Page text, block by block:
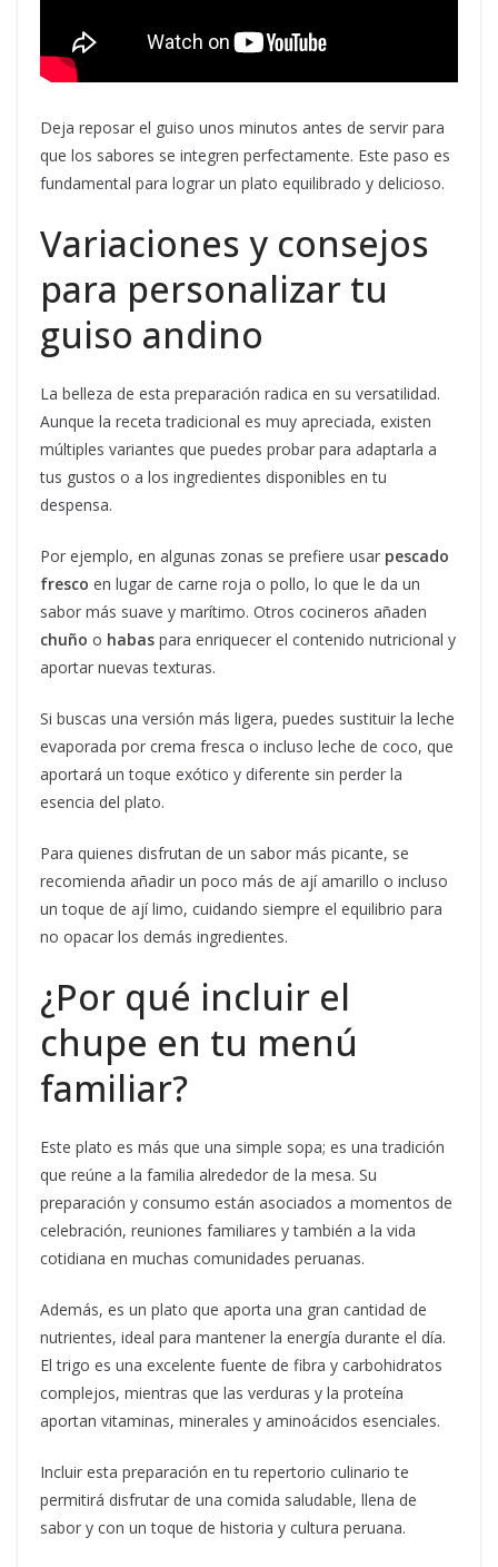
Deja reposar el guiso unos minutos antes de servir para
que los sabores se integren perfectamente. Este paso es
fundamental para lograr un plato equilibrado y delicioso.
Variaciones y consejos
para personalizar tu
guiso andino
La belleza de esta preparación radica en su versatilidad.
Aunque la receta tradicional es muy apreciada, existen
múltiples variantes que puedes probar para adaptarla a
tus gustos o a los ingredientes disponibles en tu
despensa.
Por ejemplo, en algunas zonas se prefiere usar pescado
fresco en lugar de carne roja o pollo, lo que le da un
sabor más suave y marítimo. Otros cocineros añaden
chuño o habas para enriquecer el contenido nutricional y
aportar nuevas texturas.
Si buscas una versión más ligera, puedes sustituir la leche
evaporada por crema fresca o incluso leche de coco, que
aportará un toque exótico y diferente sin perder la
esencia del plato.
Para quienes disfrutan de un sabor más picante, se
recomienda añadir un poco más de ají amarillo o incluso
un toque de ají limo, cuidando siempre el equilibrio para
no opacar los demás ingredientes.
¿Por qué incluir el
chupe en tu menú
familiar?
Este plato es más que una simple sopa; es una tradición
que reúne a la familia alrededor de la mesa. Su
preparación y consumo están asociados a momentos de
celebración, reuniones familiares y también a la vida
cotidiana en muchas comunidades peruanas.
Además, es un plato que aporta una gran cantidad de
nutrientes, ideal para mantener la energía durante el día.
El trigo es una excelente fuente de fibra y carbohidratos
complejos, mientras que las verduras y la proteína
aportan vitaminas, minerales y aminoácidos esenciales.
Incluir esta preparación en tu repertorio culinario te
permitirá disfrutar de una comida saludable, llena de
sabor y con un toque de historia y cultura peruana.